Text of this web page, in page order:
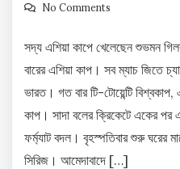
No Comments
সদ্য এশিয়া কাপে খেলেছেন শুভমন
বারের এশিয়া কাপ। সব ম্যাচ জিতে
ভারত। গত বার টি-টোয়েন্টি বিশ্বকাপ,
কাপ। সাদা বলের ক্রিকেটে একের
ফর্ম্যাট বদল। বৃহস্পতিবার শুরু ঘরের
সিরিজ। আমেদাবাদে […]